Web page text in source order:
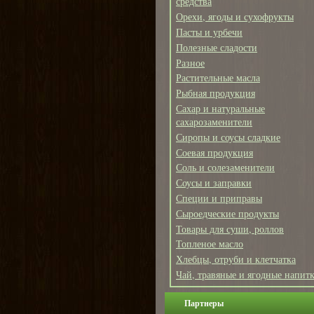
Орехи, ягоды и сухофрукты
Пасты и урбечи
Полезные сладости
Разное
Растительные масла
Рыбная продукция
Сахар и натуральные
сахарозаменители
Сиропы и соусы сладкие
Соевая продукция
Соль и солезаменители
Соусы и заправки
Специи и приправы
Сыроедческие продукты
Товары для суши, роллов
Топленое масло
Хлебцы, отруби и клетчатка
Чай, травяные и ягодные
Партнеры